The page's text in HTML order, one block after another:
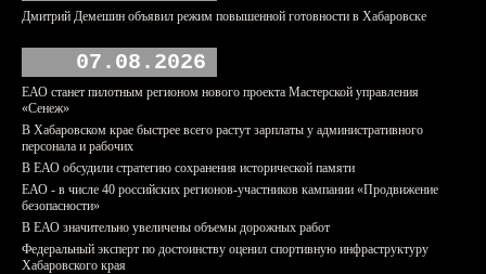
Дмитрий Демешин объявил режим повышенной готовности в Хабаровске
07.08.2026
ЕАО станет пилотным регионом нового проекта Мастерской управления
«Сенеж»
В Хабаровском крае быстрее всего растут зарплаты у административного
персонала и рабочих
В ЕАО обсудили стратегию сохранения исторической памяти
ЕАО - в числе 40 российских регионов-участников кампании «Продвижение
безопасности»
В ЕАО значительно увеличены объемы дорожных работ
Федеральный эксперт по достоинству оценил спортивную инфраструктуру
Хабаровского края